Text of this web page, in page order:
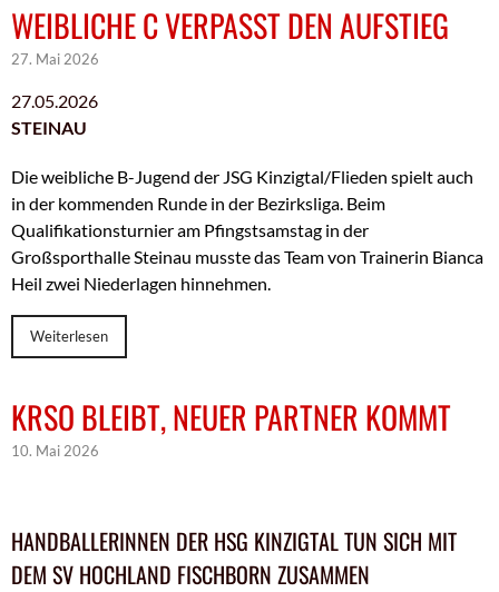
WEIBLICHE C VERPASST DEN AUFSTIEG
27. Mai 2026
27.05.2026
STEINAU
Die weibliche B-Jugend der JSG Kinzigtal/Flieden spielt auch
in der kommenden Runde in der Bezirksliga. Beim
Qualifikationsturnier am Pfingstsamstag in der
Großsporthalle Steinau musste das Team von Trainerin Bianca
Heil zwei Niederlagen hinnehmen.
Weiterlesen
KRSO BLEIBT, NEUER PARTNER KOMMT
10. Mai 2026
HANDBALLERINNEN DER HSG KINZIGTAL TUN SICH MIT
DEM SV HOCHLAND FISCHBORN ZUSAMMEN